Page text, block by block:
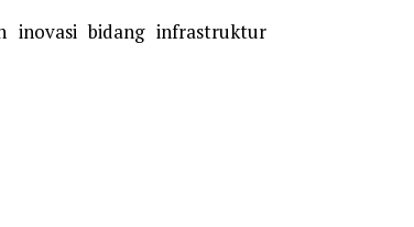
inovasi bidang infrastruktur